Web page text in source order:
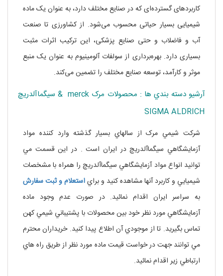
کاربردهای گسترده‌ای که در صنایع مختلف دارد، به عنوان یک ماده
شیمیایی بسیار حیاتی محسوب می‌شود. از کشاورزی تا صنعت
آب و فاضلاب و حتی صنایع پزشکی، این ترکیب اثرات مثبت
بسیاری دارد. بهره‌برداری از سولفات آلومینیوم به عنوان یک منبع
موثر و کارآمد، توسعه صنایع مختلف را تضمین می‌کند.
آرشيو دسته بندي ها : محصولات مرک merck & سيگماآلدريچ
SIGMA ALDRICH
شرکت شيمي مرک از سالهاي بسيار گذشته وارد کننده مواد
آزمايشگاهي سيگماآلدريچ در ايران است . در اين قسمت مي
توانيد انواع مواد آزمايشگاهي سيگماآلدريچ را همراه با مشخصات
شيميايي و کاربرد آنها مشاهده کنيد و براياستعلام و ثبت سفارش
به سراسر ايران اقدام نمائيد. در صورت عدم وجود ماده
آزمايشگاهي مورد نظر خود بين محصولات با پشتيباني شيمي کهن
تماس بگيريد. تا از موجودي آن اطلاع پيدا کنيد. خريداران محترم
مي توانند جهت در خواست قيمت ماده مورد نظر از طريق راه هاي
ارتباطي زير اقدام نمائيد.